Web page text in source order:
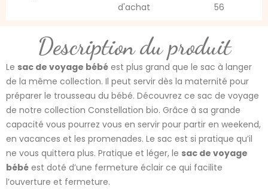
d'achat
56
Description du produit
Le sac de voyage bébé est plus grand que le sac à langer
de la même collection. Il peut servir dès la maternité pour
préparer le trousseau du bébé. Découvrez ce sac de voyage
de notre collection Constellation bio. Grâce à sa grande
capacité vous pourrez vous en servir pour partir en weekend,
en vacances et les promenades. Le sac est si pratique qu’il
ne vous quittera plus. Pratique et léger, le sac de voyage
bébé est doté d’une fermeture éclair ce qui facilite
l’ouverture et fermeture.